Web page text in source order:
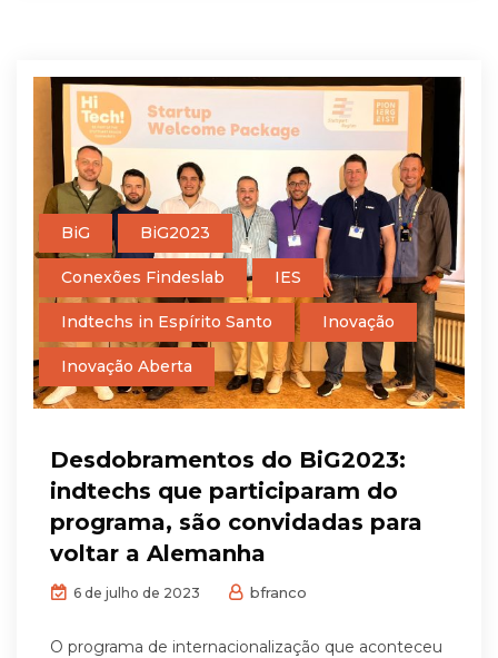
BiG BiG2023
Conexões Findeslab IES
Indtechs in Espírito Santo Inovação
Inovação Aberta
Desdobramentos do BiG2023:
indtechs que participaram do
programa, são convidadas para
voltar a Alemanha
6 de julho de 2023 bfranco
O programa de internacionalização que aconteceu